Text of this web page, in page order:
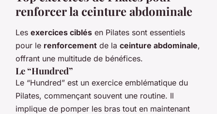
renforcer la ceinture abdominale
Les exercices ciblés en Pilates sont essentiels
pour le renforcement de la ceinture abdominale,
offrant une multitude de bénéfices.
Le “Hundred”
Le “Hundred” est un exercice emblématique du
Pilates, commençant souvent une routine. Il
implique de pomper les bras tout en maintenant